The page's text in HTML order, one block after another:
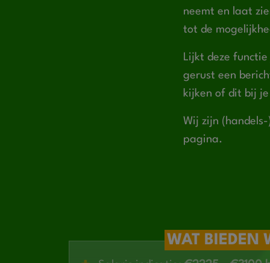
neemt en laat
tot de
Lijkt deze
gerust een
kijken of dit bij
Wij zijn
pagina.
WAT BIEDEN